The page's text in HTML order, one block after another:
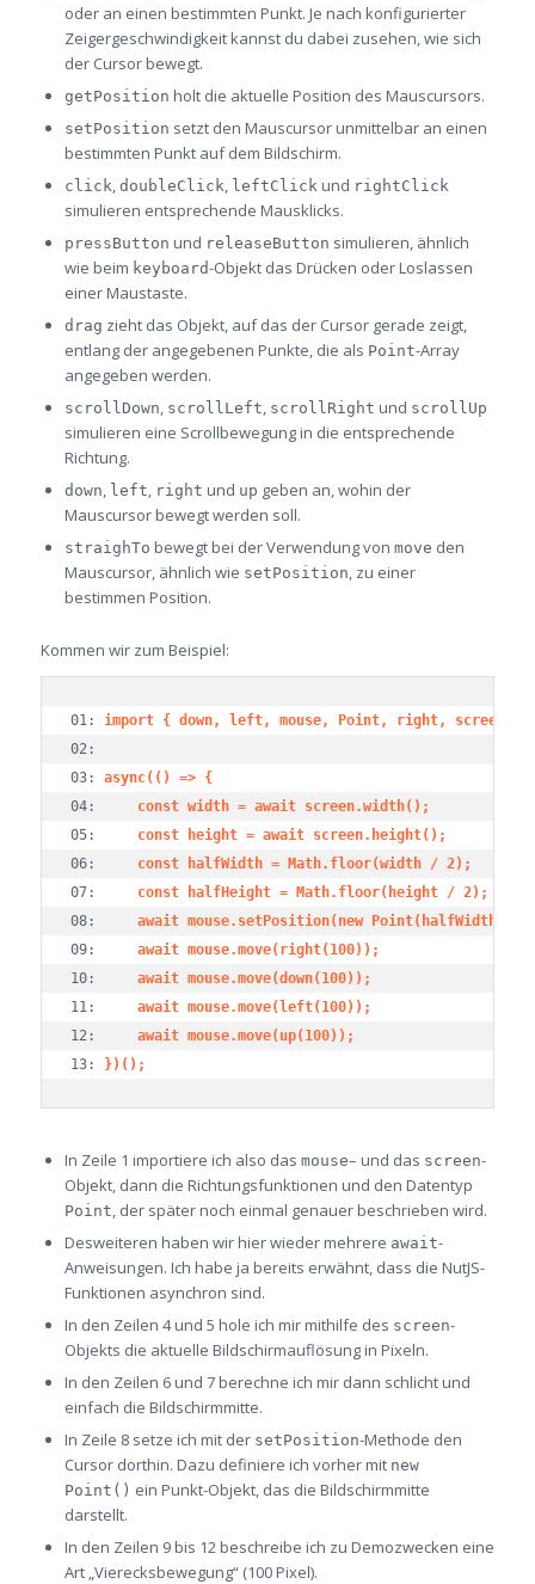
oder an einen bestimmten Punkt. Je nach konfigurierter
Zeigergeschwindigkeit kannst du dabei zusehen, wie sich
der Cursor bewegt.
getPosition holt die aktuelle Position des Mauscursors.
setPosition setzt den Mauscursor unmittelbar an einen
bestimmten Punkt auf dem Bildschirm.
click, doubleClick, leftClickund rightClick
simulieren entsprechende Mausklicks.
pressButton und releaseButton simulieren, ähnlich
wie beim keyboard-Objekt das Drücken oder Loslassen
einer Maustaste.
drag zieht das Objekt, auf das der Cursor gerade zeigt,
entlang der angegebenen Punkte, die als Point-Array
angegeben werden.
scrollDown, scrollLeft, scrollRight und scrollUp
simulieren eine Scrollbewegung in die entsprechende
Richtung.
down, left, right und up geben an, wohin der
Mauscursor bewegt werden soll.
straighTo bewegt bei der Verwendung von move den
Mauscursor, ähnlich wie setPosition, zu einer
bestimmen Position.
Kommen wir zum Beispiel:
01: import { down, left, mouse, Point, right, screen,
02:
03: async(() => {
const width = await screen.width();
const height = await screen.height();
const halfWidth = Math.floor(width / 2);
const halfHeight = Math.floor(height / 2);
await mouse.setPosition(new Point(halfWidth,
await mouse.move(right(100));
await mouse.move(down(100));
await mouse.move(left(100));
await mouse.move(up(100));
13:
})();
In Zeile 1 importiere ich also das mouse– und das screen-
Objekt, dann die Richtungsfunktionen und den Datentyp
Point, der später noch einmal genauer beschrieben wird.
Desweiteren haben wir hier wieder mehrere await-
Anweisungen. Ich habe ja bereits erwähnt, dass die NutJS-
Funktionen asynchron sind.
In den Zeilen 4 und 5 hole ich mir mithilfe des screen-
Objekts die aktuelle Bildschirmauflösung in Pixeln.
In den Zeilen 6 und 7 berechne ich mir dann schlicht und
einfach die Bildschirmmitte.
In Zeile 8 setze ich mit der setPosition-Methode den
Cursor dorthin. Dazu definiere ich vorher mit new
Point() ein Punkt-Objekt, das die Bildschirmmitte
darstellt.
In den Zeilen 9 bis 12 beschreibe ich zu Demozwecken eine
Art „Vierecksbewegung“ (100 Pixel).